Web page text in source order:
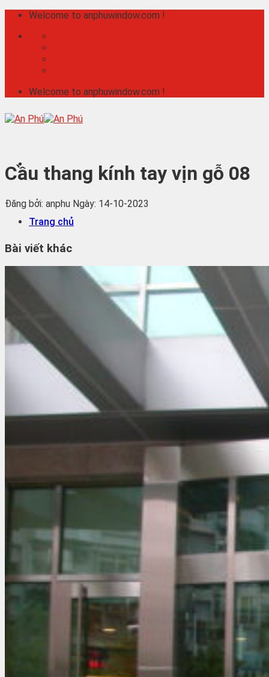
Skip
content
Welcome to anphuwindow.com !
Welcome to anphuwindow.com !
Trang chủ
Giới thiệu
Sản Phẩm
Kính cường lực
Cửa kính cường lực
Lan can – Cầu thang kính
Mái kính cường lực
Vách kính nhà tắm
Vách mặt dựng
Cửa nhôm kính
Cửa nhôm Xingfa
Cửa nhôm hệ tiêu chuẩn Châu Âu
Cửa sổ nhôm
Phụ kiện cửa – Vách
Cửa tự động
Báo Giá
Báo giá cửa nhôm kính
Báo giá kính cường lực
Báo giá cửa kính cường lực
Báo giá vách nhôm kính
Báo giá vách kính nhà tắm
Báo giá mái kính cường lực
Báo giá vách mặt dựng
Báo giá cửa kính khung inox mạ vàng
Cầu thang kính tay vịn gỗ 08
Đăng bởi: anphu Ngày: 14-10-2023
Bài viết khác